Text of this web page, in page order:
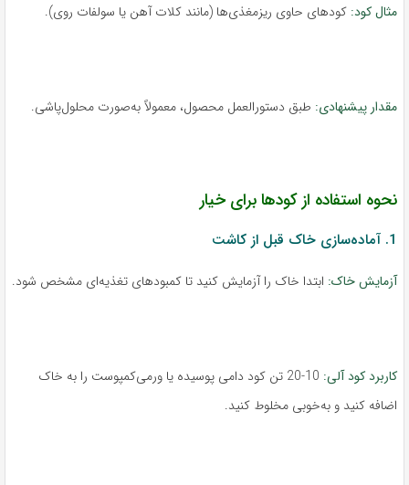
مثال کود: کودهای حاوی ریزمغذی‌ها (مانند کلات آهن یا سولفات روی).
مقدار پیشنهادی: طبق دستورالعمل محصول، معمولاً به‌صورت محلول‌پاشی.
نحوه استفاده از کودها برای خیار
1. آماده‌سازی خاک قبل از کاشت
آزمایش خاک: ابتدا خاک را آزمایش کنید تا کمبودهای تغذیه‌ای مشخص شود.
کاربرد کود آلی:
10-20 تن کود دامی پوسیده یا ورمی‌کمپوست را به خاک
اضافه کنید و به‌خوبی مخلوط کنید.